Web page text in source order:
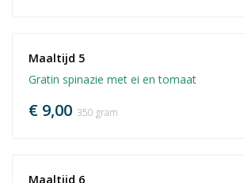
Maaltijd 5
Gratin spinazie met ei en tomaat
€ 9,00 350 gram
Maaltijd 6